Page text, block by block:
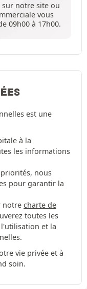
notre site ou
vous
09h00 à 17h00.
est une
à la
les informations
nous
pour garantir la
notre charte de
toutes les
et la
vie privée et à
soin.